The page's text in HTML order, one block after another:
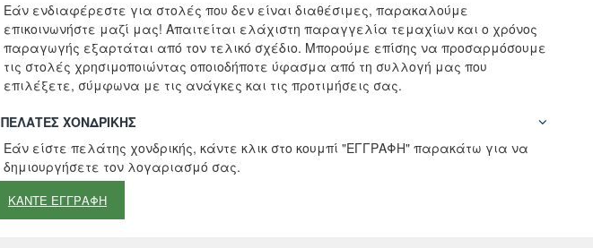
Εάν ενδιαφέρεστε για στολές που δεν είναι διαθέσιμες, παρακαλούμε
επικοινωνήστε μαζί μας! Απαιτείται ελάχιστη παραγγελία τεμαχίων και ο χρόνος
παραγωγής εξαρτάται από τον τελικό σχέδιο. Μπορούμε επίσης να προσαρμόσουμε
τις στολές χρησιμοποιώντας οποιοδήποτε ύφασμα από τη συλλογή μας που
επιλέξετε, σύμφωνα με τις ανάγκες και τις προτιμήσεις σας.
ΠΕΛΆΤΕΣ ΧΟΝΔΡΙΚΉΣ
Εάν είστε πελάτης χονδρικής, κάντε κλικ στο κουμπί "ΕΓΓΡΑΦΗ" παρακάτω για να
δημιουργήσετε τον λογαριασμό σας.
ΚΑΝΤΕ ΕΓΓΡΑΦΗ